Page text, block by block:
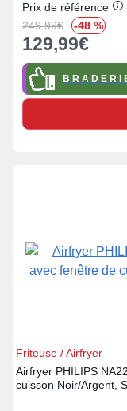
Prix de référence
249.99€ -48 %
129,99€
B R A D E R I
Friteuse / Airfryer
Airfryer PHILIPS
cuisson Noir/Argent,